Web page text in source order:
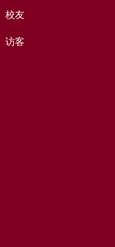
校友
访客